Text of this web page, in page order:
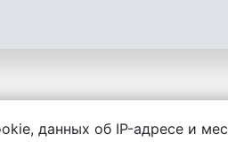
комментариев, любой
данных об IP-адресе и